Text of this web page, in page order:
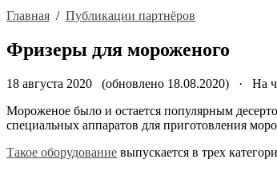
Главная / Публикации партнёров
Фризеры для мороженого
18 августа 2020 (обновлено 18.08.2020) · На
Мороженое было и остается популярным
специальных аппаратов для приготовления
Такое оборудование выпускается в трех